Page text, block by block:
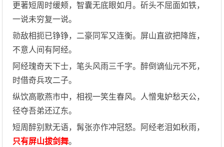
更著短周时缓颊，智囊无底眼如月。斫头不屈面如铁，
一说未穷复一说。
勍敌相扼已铮铮，二豪同军又连衡。屏山直欲把降旌，
不意人间有阿经。
阿经瑰奇天下士，笔头风雨三千字。醉倒谪仙元不死，
时借奇兵攻二子。
纵饮高歌燕市中，相视一笑生春风。人憎鬼妒愁天公，
径夺吾弟还辽东。
短周醉别默无语，髯张亦作冲冠怒。阿经老泪如秋雨，
只有屏山拔剑舞。